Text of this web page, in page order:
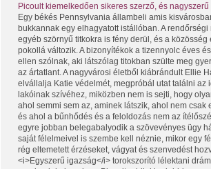
Picoult kiemelkedően sikeres szerző, és
Egy békés Pennsylvania állambeli amis
bukkannak egy elhagyatott istállóban. A rendőrségi
egyéb szörnyű titkokra is fény derül, és a
pokollá változik. A bizonyítékok a tizennyolc éves
ellen szólnak, aki látszólag titokban szülte meg
az ártatlant. A nagyvárosi életből kiábrándult Ellie
elvállalja Katie védelmét, megpróbál utat találni az
lakóinak szívéhez, miközben nem is sejti, hogy
ahol semmi sem az, aminek látszik, ahol nem csak
és ahol a bűnhődés és a feloldozás nem az
egyre jobban belegabalyodik a szövevényes ügy
saját félelmeivel is szembe kell néznie, mikor egy
rég eltemetett érzéseket, vágyat és szenvedést
<i>Egyszerű igazság</i> torokszorító lélektani